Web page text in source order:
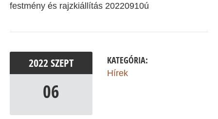
festmény és rajzkiállítás 20220910ú
2022SZEPT
06
KATEGÓRIA:
Hírek